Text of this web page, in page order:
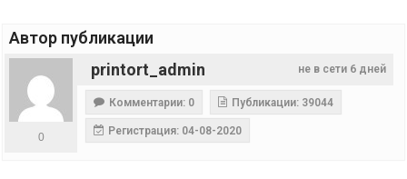
Автор публикации
не в сети 6 дней
printort_admin
0
Комментарии: 0 Публикации: 39044
Регистрация: 04-08-2020